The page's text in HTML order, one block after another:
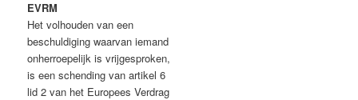
EVRM
Het volhouden van een
beschuldiging waarvan iemand
onherroepelijk is vrijgesproken,
is een schending van artikel 6
lid 2 van het Europees Verdrag